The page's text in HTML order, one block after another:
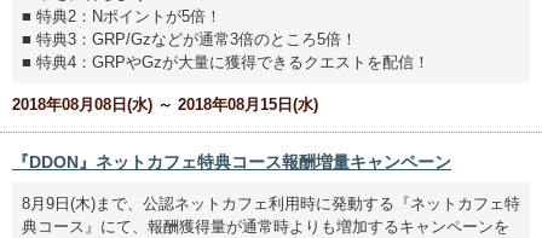
■ 特典2：Nポイントが5倍！
■ 特典3：GRP/Gzなどが通常3倍のところ5倍！
■ 特典4：GRPやGzが大量に獲得できるクエストを配信！
2018年08月08日(水) ～ 2018年08月15日(水)
『DDON』ネットカフェ特典コース報酬増量キャンペーン
8月9日(木)まで、公認ネットカフェ利用時に発動する『ネットカフェ特
典コース』にて、報酬獲得量が通常時よりも増加するキャンペーンを